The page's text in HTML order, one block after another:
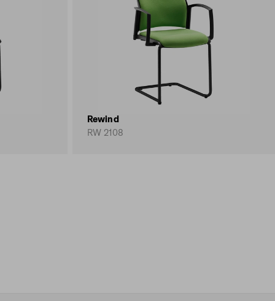
Rewind
RW 2108